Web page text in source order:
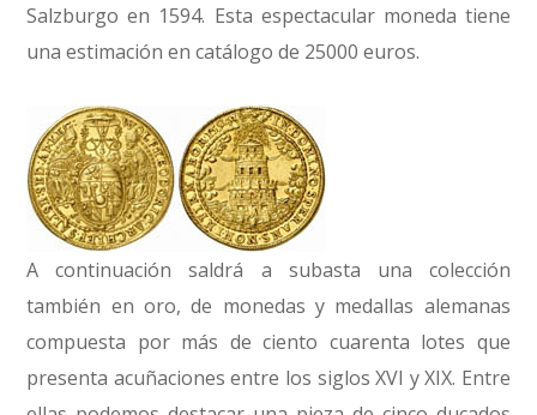
Salzburgo en 1594. Esta espectacular moneda tiene
una estimación en catálogo de 25000 euros.
A continuación saldrá a subasta una colección
también en oro, de monedas y medallas alemanas
compuesta por más de ciento cuarenta lotes que
presenta acuñaciones entre los siglos XVI y XIX. Entre